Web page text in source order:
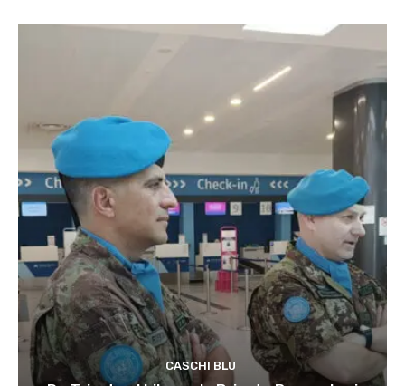
CASCHI BLU